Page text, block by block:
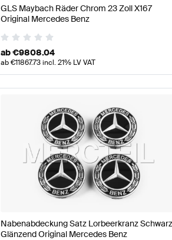
GLS Maybach Räder Chrom 23 Zoll X167
Original Mercedes Benz
ab€9808.04
ab€11867.73incl. 21% LV VAT
Nabenabdeckung Satz Lorbeerkranz Schwarz
Glänzend Original Mercedes Benz